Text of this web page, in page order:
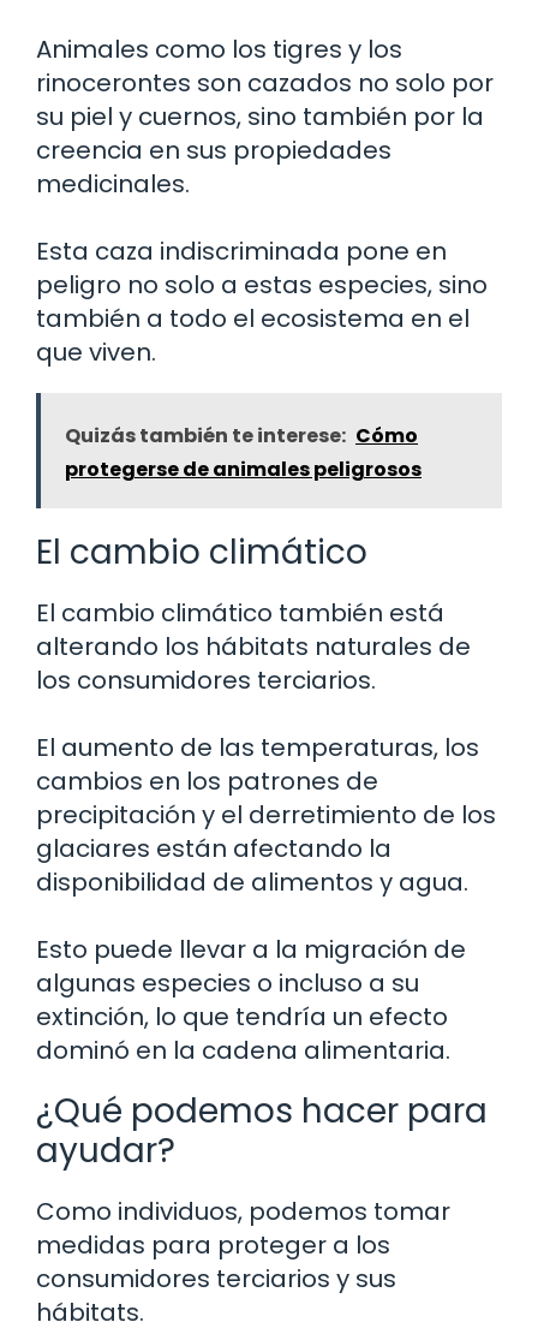
Animales como los tigres y los
rinocerontes son cazados no solo por
su piel y cuernos, sino también por la
creencia en sus propiedades
medicinales.
Esta caza indiscriminada pone en
peligro no solo a estas especies, sino
también a todo el ecosistema en el
que viven.
Quizás también te interese: Cómo
protegerse de animales peligrosos
El cambio climático
El cambio climático también está
alterando los hábitats naturales de
los consumidores terciarios.
El aumento de las temperaturas, los
cambios en los patrones de
precipitación y el derretimiento de los
glaciares están afectando la
disponibilidad de alimentos y agua.
Esto puede llevar a la migración de
algunas especies o incluso a su
extinción, lo que tendría un efecto
dominó en la cadena alimentaria.
¿Qué podemos hacer para
ayudar?
Como individuos, podemos tomar
medidas para proteger a los
consumidores terciarios y sus
hábitats.